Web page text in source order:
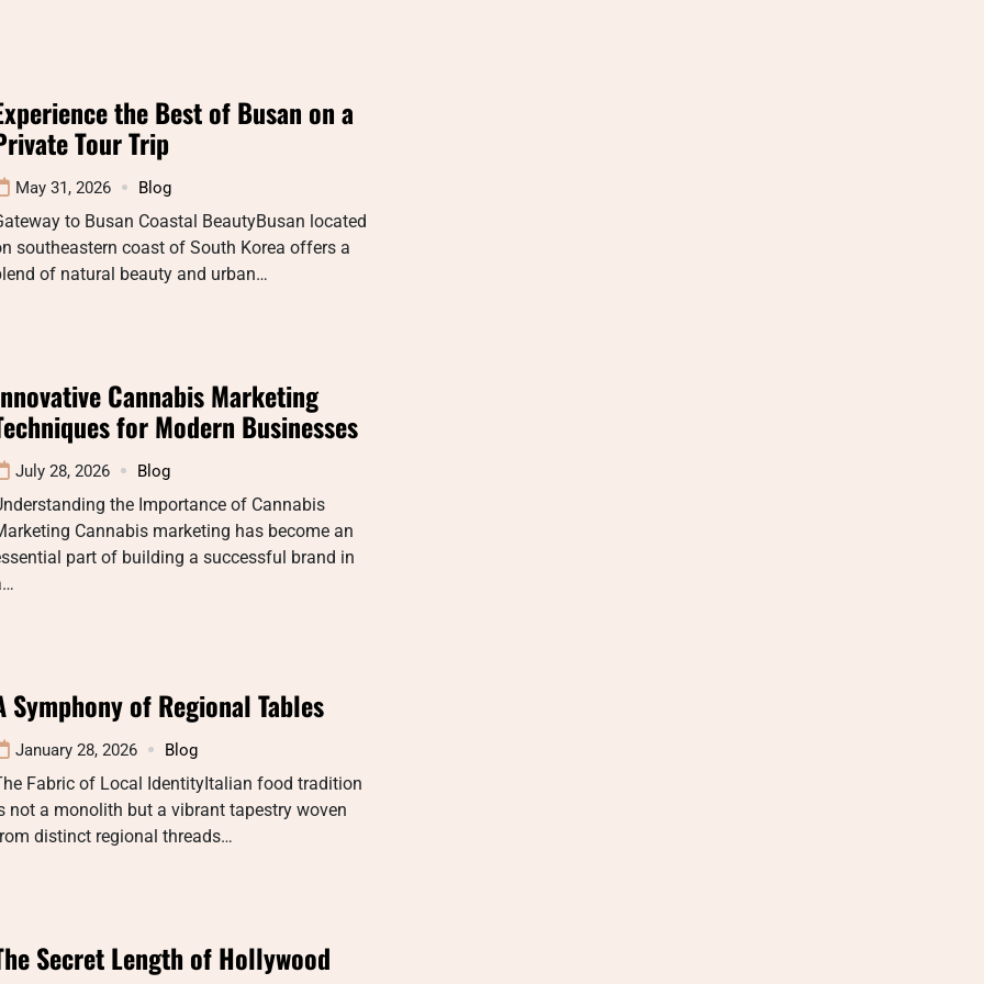
the Best of Busan on a
Tour Trip
May 31, 2026 Blog
to Busan Coastal BeautyBusan located
southeastern coast of South Korea offers a
of natural beauty and urban…
Cannabis Marketing
for Modern Businesses
July 28, 2026 Blog
the Importance of Cannabis
Cannabis marketing has become an
part of building a successful brand in
Symphony of Regional Tables
January 28, 2026 Blog
Fabric of Local IdentityItalian food tradition
not a monolith but a vibrant tapestry woven
distinct regional threads…
Secret Length of Hollywood